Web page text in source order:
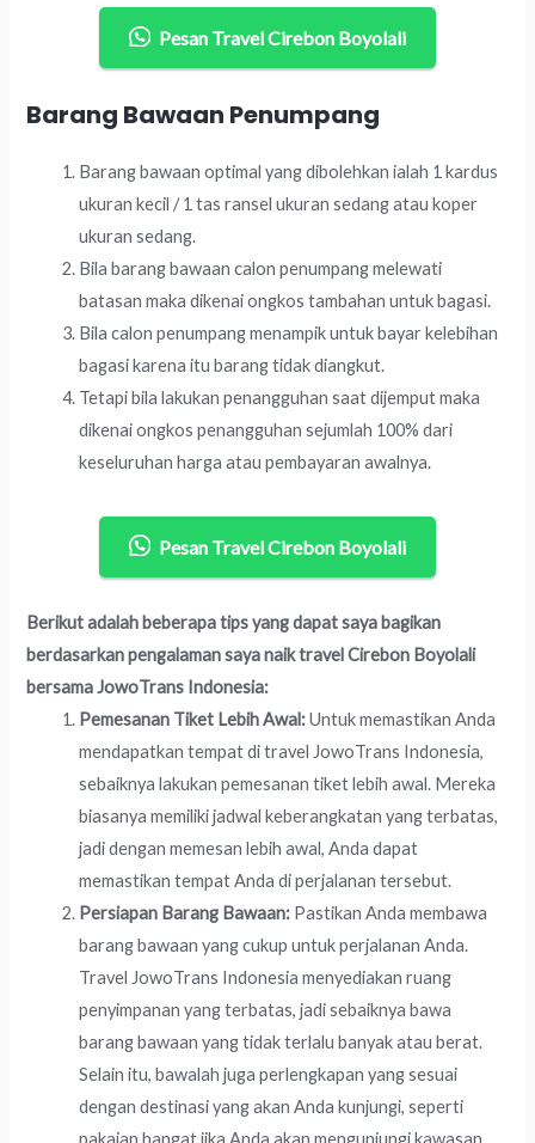
Pesan Travel Cirebon Boyolali
Barang Bawaan Penumpang
Barang bawaan optimal yang dibolehkan ialah 1 kardus
ukuran kecil / 1 tas ransel ukuran sedang atau koper
ukuran sedang.
Bila barang bawaan calon penumpang melewati
batasan maka dikenai ongkos tambahan untuk bagasi.
Bila calon penumpang menampik untuk bayar kelebihan
bagasi karena itu barang tidak diangkut.
Tetapi bila lakukan penangguhan saat dijemput maka
dikenai ongkos penangguhan sejumlah 100% dari
keseluruhan harga atau pembayaran awalnya.
Pesan Travel Cirebon Boyolali
Berikut adalah beberapa tips yang dapat saya bagikan
berdasarkan pengalaman saya naik travel Cirebon Boyolali
bersama JowoTrans Indonesia:
Pemesanan Tiket Lebih Awal:Untuk memastikan Anda
mendapatkan tempat di travel JowoTrans Indonesia,
sebaiknya lakukan pemesanan tiket lebih awal. Mereka
biasanya memiliki jadwal keberangkatan yang terbatas,
jadi dengan memesan lebih awal, Anda dapat
memastikan tempat Anda di perjalanan tersebut.
Persiapan Barang Bawaan: Pastikan Anda membawa
barang bawaan yang cukup untuk perjalanan Anda.
Travel JowoTrans Indonesia menyediakan ruang
penyimpanan yang terbatas, jadi sebaiknya bawa
barang bawaan yang tidak terlalu banyak atau berat.
Selain itu, bawalah juga perlengkapan yang sesuai
dengan destinasi yang akan Anda kunjungi, seperti